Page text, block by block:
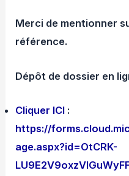
Merci de mentionner
référence.
Dépôt de dossier en
Cliquer ICI :
https://
age.aspx?id=OtCRK-